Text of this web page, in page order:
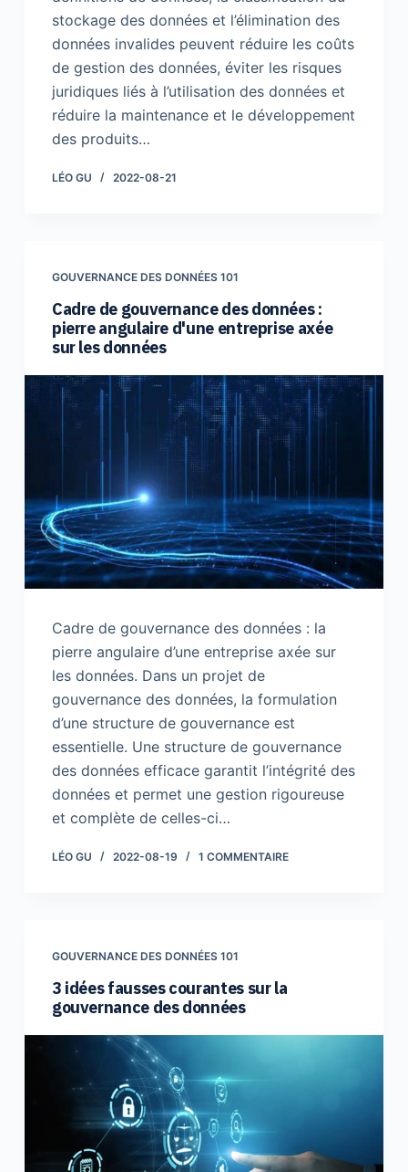
stockage des données et l’élimination des
données invalides peuvent réduire les coûts
de gestion des données, éviter les risques
juridiques liés à l’utilisation des données et
réduire la maintenance et le développement
des produits…
LÉO GU 2022-08-21
GOUVERNANCE DES DONNÉES 101
Cadre de gouvernance des données :
pierre angulaire d'une entreprise axée
sur les données
Cadre de gouvernance des données : la
pierre angulaire d’une entreprise axée sur
les données. Dans un projet de
gouvernance des données, la formulation
d’une structure de gouvernance est
essentielle. Une structure de gouvernance
des données efficace garantit l’intégrité des
données et permet une gestion rigoureuse
et complète de celles-ci…
LÉO GU 2022-08-19 1 COMMENTAIRE
GOUVERNANCE DES DONNÉES 101
3 idées fausses courantes sur la
gouvernance des données